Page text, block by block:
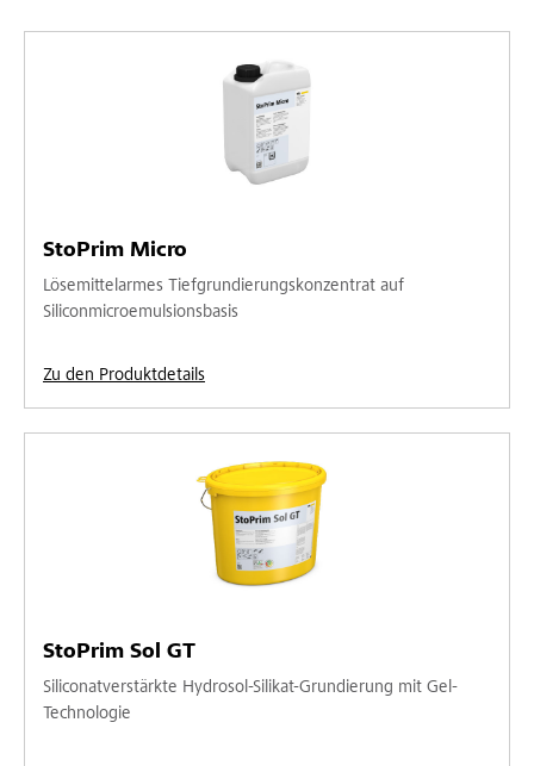
StoPrim Micro
Lösemittelarmes Tiefgrundierungskonzentrat auf
Siliconmicroemulsionsbasis
Zu den Produktdetails
StoPrim Sol GT
Siliconatverstärkte Hydrosol-Silikat-Grundierung mit Gel-
Technologie